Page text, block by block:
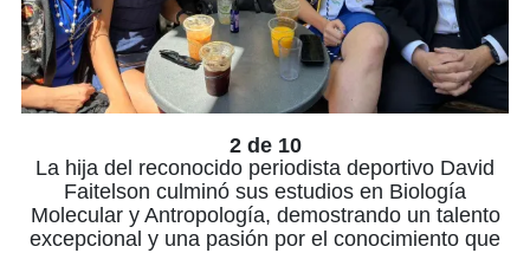
2 de 10
La hija del reconocido periodista deportivo David
Faitelson culminó sus estudios en Biología
Molecular y Antropología, demostrando un talento
excepcional y una pasión por el conocimiento que